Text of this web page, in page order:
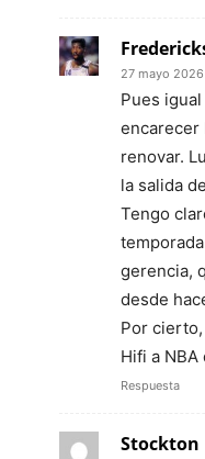
27 mayo 2026
Pues
encarecer
renovar.
la salida
Tengo
gerencia,
desde
Por
Hifi a NBA
Respuesta
Stockton